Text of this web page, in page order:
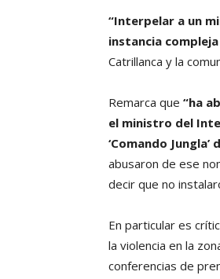
“Interpelar a un
instancia compleja
Catrillanca y la
Remarca que “ha
el ministro del
‘Comando
abusaron de ese
decir que no
En particular es
la violencia en la
conferencias de